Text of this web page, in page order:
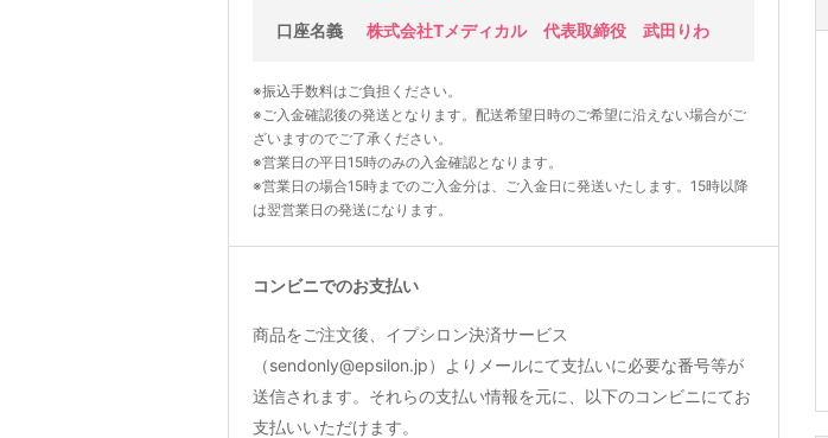
口座名義 株式会社Tメディカル 代表取締役 武田りわ
※振込手数料はご負担ください。
※ご入金確認後の発送となります。配送希望日時のご希望に沿えない場合がご
ざいますのでご了承ください。
※営業日の平日15時のみの入金確認となります。
※営業日の場合15時までのご入金分は、ご入金日に発送いたします。15時以降
は翌営業日の発送になります。
コンビニでのお支払い
商品をご注文後、イプシロン決済サービス
（sendonly@epsilon.jp）よりメールにて支払いに必要な番号等が
送信されます。それらの支払い情報を元に、以下のコンビニにてお
支払いいただけます。